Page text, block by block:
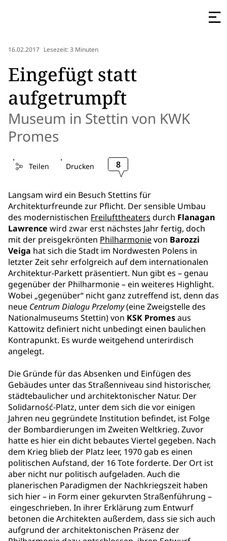
16.02.2017 Lesezeit: 3 Minuten
Eingefügt statt
aufgetrumpft
Museum in Stettin von KWK
Promes
Teilen Drucken 8
Langsam wird ein Besuch Stettins für
Architekturfreunde zur Pflicht. Der sensible Umbau
des modernistischen Freilufttheaters durch Flanagan
Lawrence wird zwar erst nächstes Jahr fertig, doch
mit der preisgekrönten Philharmonievon Barozzi
Veiga hat sich die Stadt im Nordwesten Polens in
letzter Zeit sehr erfolgreich auf dem internationalen
Architektur-Parkett präsentiert. Nun gibt es – genau
gegenüber der Philharmonie – ein weiteres Highlight.
Wobei „gegenüber“ nicht ganz zutreffend ist, denn das
neue Centrum Dialogu Przelomy(eine Zweigstelle des
Nationalmuseums Stettin) von KSK Promesaus
Kattowitz definiert nicht unbedingt einen baulichen
Kontrapunkt. Es wurde weitgehend unterirdisch
angelegt.
Die Gründe für das Absenken und Einfügen des
Gebäudes unter das Straßenniveau sind historischer,
städtebaulicher und architektonischer Natur. Der
Solidarność-Platz, unter dem sich die vor einigen
Jahren neu gegründete Institution befindet, ist Folge
der Bombardierungen im Zweiten Weltkrieg. Zuvor
hatte es hier ein dicht bebautes Viertel gegeben. Nach
dem Krieg blieb der Platz leer, 1970 gab es einen
politischen Aufstand, der 16 Tote forderte. Der Ort ist
aber nicht nur politisch aufgeladen. Auch die
planerischen Paradigmen der Nachkriegszeit haben
sich hier – in Form einer gekurvten Straßenführung –
eingeschrieben. In ihrer Erklärung zum Entwurf
betonen die Architekten außerdem, dass sie sich auch
aufgrund der architektonischen Präsenz der